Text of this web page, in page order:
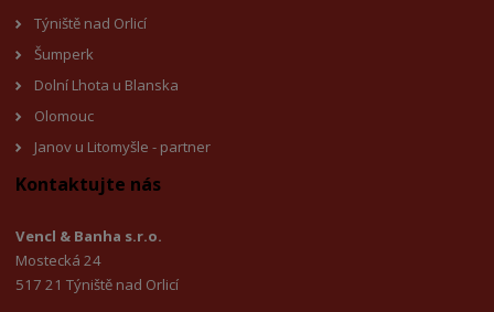
Týniště nad Orlicí
Šumperk
Dolní Lhota u Blanska
Olomouc
Janov u Litomyšle - partner
Kontaktujte nás
Vencl & Banha s.r.o.
Mostecká 24
517 21 Týniště nad Orlicí